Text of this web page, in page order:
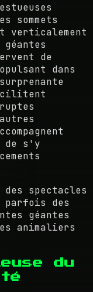
sommets
verticalement
de
dans
de s'y
spectacles
des
géantes
animaliers
du